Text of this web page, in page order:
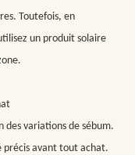
Toutefois, en
un produit solaire
des variations de sébum.
précis avant tout achat.